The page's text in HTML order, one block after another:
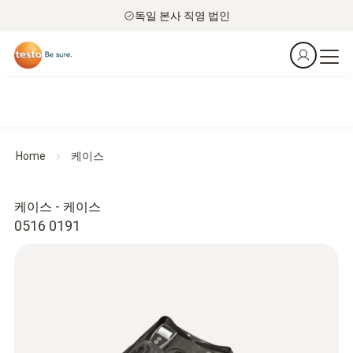
독일 본사 직영 법인
Home 케이스
0516 0191
케이스 - 케이스